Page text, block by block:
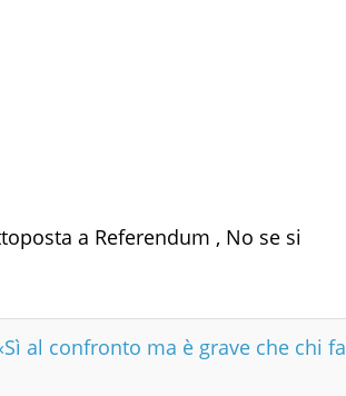
a Referendum , No se si
al confronto ma è grave che chi fa